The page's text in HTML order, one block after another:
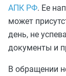
АПК РФ. Ее
может
день, не
документы и
В обращении